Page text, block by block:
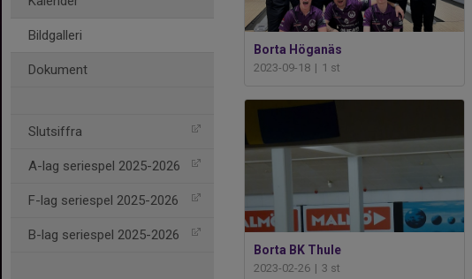
Bildgalleri
Dokument
Slutsiffra
A-lag seriespel 2025-2026
F-lag seriespel 2025-2026
B-lag seriespel 2025-2026
Borta Höganäs
2023-09-18 | 1 st
Borta BK Thule
2023-02-26 | 3 st